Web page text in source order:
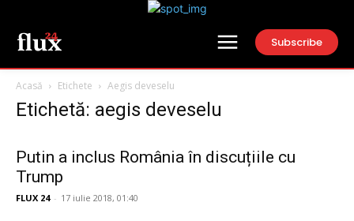
Subscribe
Acasă Etichete Aegis deveselu
Etichetă: aegis deveselu
Putin a inclus România în discuțiile cu
Trump
FLUX 24 - 17 iulie 2018, 01:40